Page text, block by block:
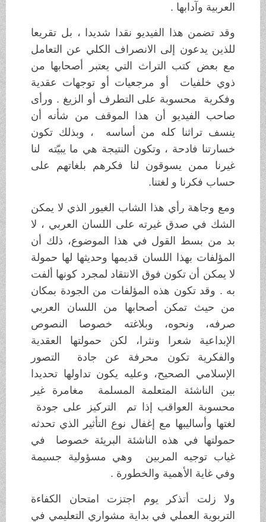
العربية وآدابها .
وقد تضمن هذا الفيديو نقدا شديدا ، بل تقريعا
للذين يدعون إلى الانصراف الكلي عن التعامل
مع بعض كتب التراث التي يعتبر أصحابها من
ذوي خلفيات أو مرجعيات أو توجهات عقدية
وفكرية محسوبة على التطرف أو الزيغ . ورأى
صاحب الفيديو أن هذا الموقف من شأنه أن
ينسف تراثنا كله من أساسه ، وبذلك تكون
خسارتنا فادحة ، وتكون النتيجة هي ما يبيّته لنا
غيرنا ممن يسوقون لنا فكرهم بلغاتهم على
حساب فكرنا و لغتنا.
ومع وجاهة رأي هذا الشاب الغيور الذي لا يمكن
الشك في صدق غيرته على اللسان العربي ، لا
بد من بسط القول في هذا الموضوع، ذلك أن
المؤلفات بهذا اللسان قديمها وحديثها لها حمولة
لا يمكن أن تكون فوق الانتقاد لمجرد كونها ألفت
به . وقد تكون هذه المؤلفات من الجودة بمكان
من حيث تمكن أصحابها من اللسان العربي
صرفه، ونحوه، وبلاغته خصوصا النصوص
الإبداعية شعرا ونثرا، لكن حمولتها العقدية
والفكرية تكون محرفة عن جادة التصور
الإسلامي الصحيح، وعليه يكون تداولها تحديدا
بين الناشئة المتعلمة المسلمة مغامرة غير
محسوبة العواقب إذا تم التركيز على جودة
لغتها وأساليبها مع إغفال نوع التأثير الذي تحدثه
حمولتها في هذه الناشئة البريئة خصوصا في
غياب توجيه المربين وهي مسؤولية جسيمة
وفي غاية الأهمية والخطورة .
ولا زلت أتذكر يوم اجتزت امتحان الكفاءة
التربوية العملي في بداية مشواري التعليمي في